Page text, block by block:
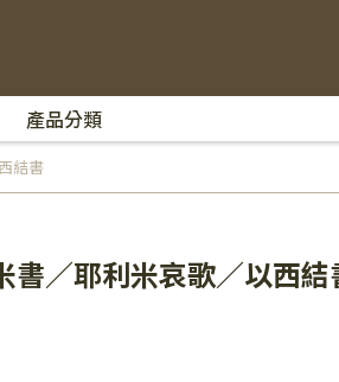
產品分類
結書
／耶利米哀歌／以西結